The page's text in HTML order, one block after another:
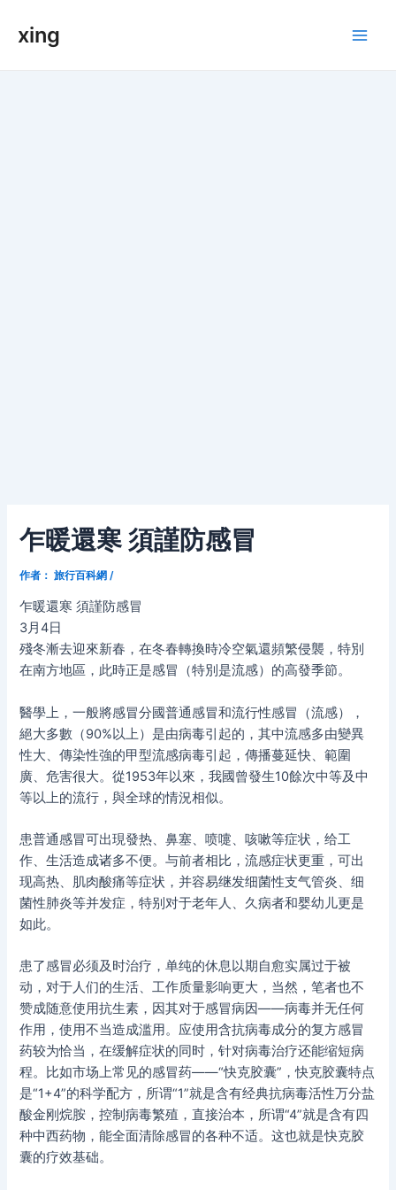
xing
乍暖還寒 須謹防感冒
作者： 旅行百科網 /
乍暖還寒 須謹防感冒
3月4日
殘冬漸去迎來新春，在冬春轉換時冷空氣還頻繁侵襲，特別
在南方地區，此時正是感冒（特別是流感）的高發季節。
醫學上，一般將感冒分國普通感冒和流行性感冒（流感），
絕大多數（90%以上）是由病毒引起的，其中流感多由變異
性大、傳染性強的甲型流感病毒引起，傳播蔓延快、範圍
廣、危害很大。從1953年以來，我國曾發生10餘次中等及中
等以上的流行，與全球的情況相似。
患普通感冒可出現發热、鼻塞、喷嚏、咳嗽等症状，给工
作、生活造成诸多不便。与前者相比，流感症状更重，可出
现高热、肌肉酸痛等症状，并容易继发细菌性支气管炎、细
菌性肺炎等并发症，特别对于老年人、久病者和婴幼儿更是
如此。
患了感冒必须及时治疗，单纯的休息以期自愈实属过于被
动，对于人们的生活、工作质量影响更大，当然，笔者也不
赞成随意使用抗生素，因其对于感冒病因——病毒并无任何
作用，使用不当造成滥用。应使用含抗病毒成分的复方感冒
药较为恰当，在缓解症状的同时，针对病毒治疗还能缩短病
程。比如市场上常见的感冒药——“快克胶囊”，快克胶囊特点
是“1+4”的科学配方，所谓“1”就是含有经典抗病毒活性万分盐
酸金刚烷胺，控制病毒繁殖，直接治本，所谓“4”就是含有四
种中西药物，能全面清除感冒的各种不适。这也就是快克胶
囊的疗效基础。